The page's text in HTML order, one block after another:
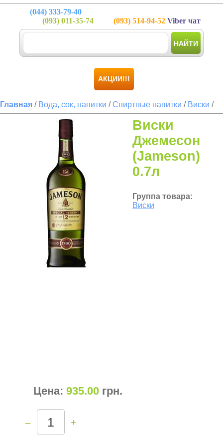
(044) 333-79-40
(093) 011-35-74 (093) 514-94-52 Viber чат
НАЙТИ
АКЦИИ!!!
Главная / Вода, сок, напитки /Спиртные напитки / Виски /
Виски
Джемесон
(Jameson)
0.7л
Группа товара:
Виски
Цена: 935.00 грн.
– +